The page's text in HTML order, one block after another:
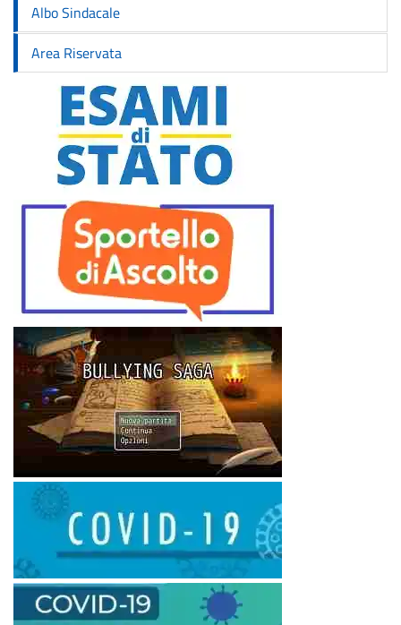
Albo Sindacale
Area Riservata